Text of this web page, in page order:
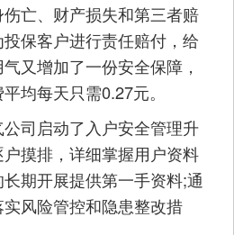
亡、财产损失和第三者赔
保客户进行责任赔付，给
又增加了一份安全保障，
均每天只需0.27元。
司启动了入户安全管理升
摸排，详细掌握用户资料
期开展提供第一手资料;通
风险管控和隐患整改措